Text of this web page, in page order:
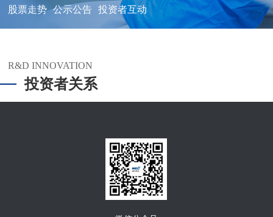
股票走势 公示公告 投资者互动
R&D INNOVATION
投资者关系